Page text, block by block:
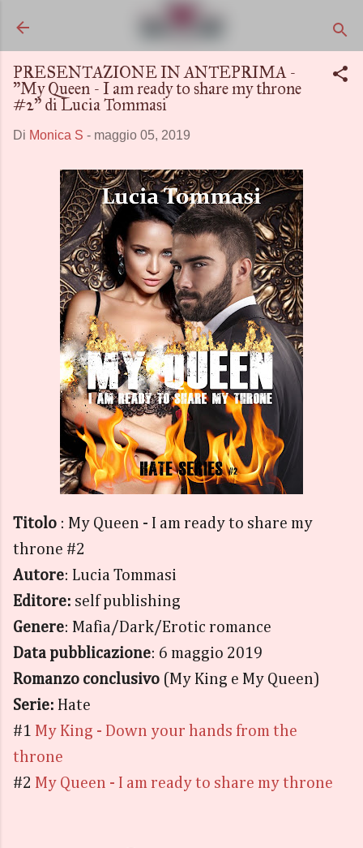
PRESENTAZIONE IN ANTEPRIMA -
"My Queen - I am ready to share my throne
#2" di Lucia Tommasi
Di Monica S - maggio 05, 2019
Titolo : My Queen - I am ready to share my
throne #2
Autore: Lucia Tommasi
Editore: self publishing
Genere: Mafia/Dark/Erotic romance
Data pubblicazione: 6 maggio 2019
Romanzo conclusivo (My King e My Queen)
Serie: Hate
#1 My King - Down your hands from the
throne
#2 My Queen - I am ready to share my throne